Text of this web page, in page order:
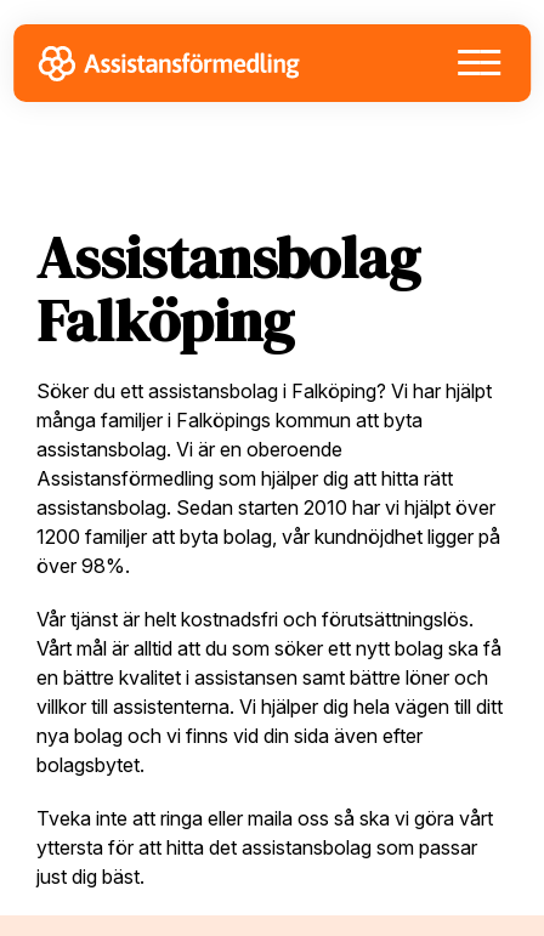
to
primary
navigation
to
main
content
to
footer
Assistansbolag
Falköping
Söker du ett assistansbolag i Falköping? Vi har hjälpt
många familjer i Falköpings kommun att byta
assistansbolag. Vi är en oberoende
Assistansförmedling som hjälper dig att hitta rätt
assistansbolag. Sedan starten 2010 har vi hjälpt över
1200 familjer att byta bolag, vår kundnöjdhet ligger på
över 98%.
Vår tjänst är helt kostnadsfri och förutsättningslös.
Vårt mål är alltid att du som söker ett nytt bolag ska få
en bättre kvalitet i assistansen samt bättre löner och
villkor till assistenterna. Vi hjälper dig hela vägen till ditt
nya bolag och vi finns vid din sida även efter
bolagsbytet.
Tveka inte att ringa eller maila oss så ska vi göra vårt
yttersta för att hitta det assistansbolag som passar
just dig bäst.